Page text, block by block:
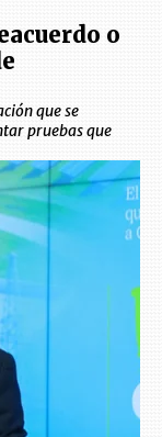
o
que se
pruebas que